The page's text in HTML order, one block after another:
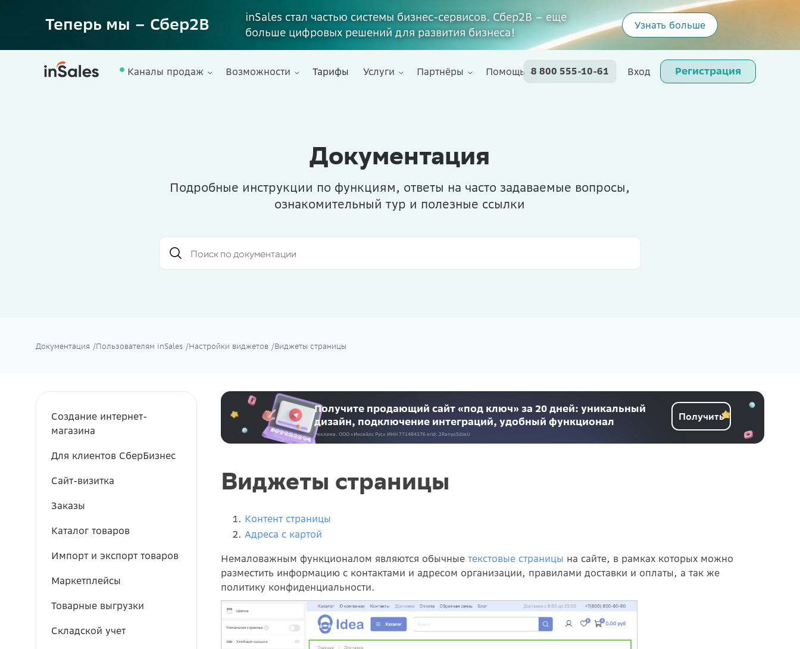
Теперь мы – Сбер2B
inSales стал частью системы бизнес-сервисов. Сбер2В – еще
больше цифровых решений для развития бизнеса!
Узнать больше
Каналы продаж Возможности Тарифы Услуги Партнёры Помощь 8 800 555-10-61 Вход Регистрация
Документация
Подробные инструкции по функциям, ответы на часто задаваемые вопросы,
ознакомительный тур и полезные ссылки
Документация /Пользователям inSales /Настройки виджетов /Виджеты страницы
Создание интернет-
магазина
Для клиентов СберБизнес
Сайт-визитка
Заказы
Каталог товаров
Импорт и экспорт товаров
Маркетплейсы
Товарные выгрузки
Складской учет
Получите продающий сайт «под ключ» за 20 дней: уникальный
дизайн, подключение интеграций, удобный функционал
Реклама. ООО «Инсейлс Рус»‎ ИНН 771484376 erid: 2Ranyo5dJeU
Получить
Виджеты страницы
Контент страницы
Адреса с картой
Немаловажным функционалом являются обычные текстовые страницы на сайте, в рамках которых можно
разместить информацию с контактами и адресом организации, правилами доставки и оплаты, а так же
политику конфиденциальности.